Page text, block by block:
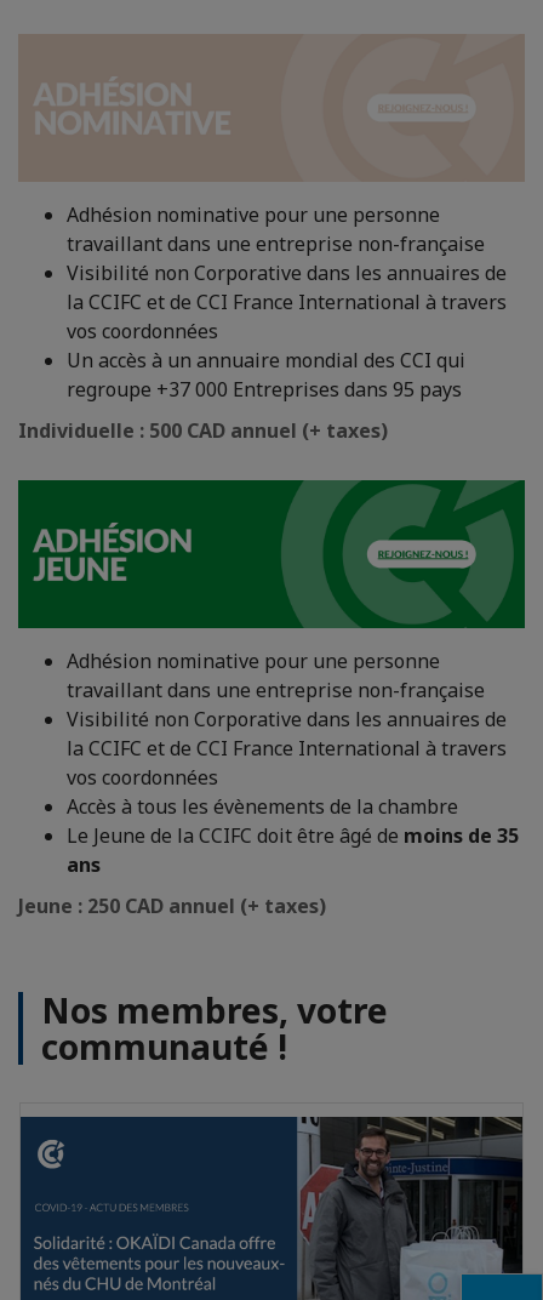
Adhésion nominative pour une personne
travaillant dans une entreprise non-française
Visibilité non Corporative dans les annuaires de
la CCIFC et de CCI France International à travers
vos coordonnées
Un accès à un annuaire mondial des CCI qui
regroupe +37 000 Entreprises dans 95 pays
Individuelle : 500 CAD annuel (+ taxes)
Adhésion nominative pour une personne
travaillant dans une entreprise non-française
Visibilité non Corporative dans les annuaires de
la CCIFC et de CCI France International à travers
vos coordonnées
Accès à tous les évènements de la chambre
Le Jeune de la CCIFC doit être âgé de moins de 35
ans
Jeune : 250 CAD annuel (+ taxes)
Nos membres, votre
communauté !